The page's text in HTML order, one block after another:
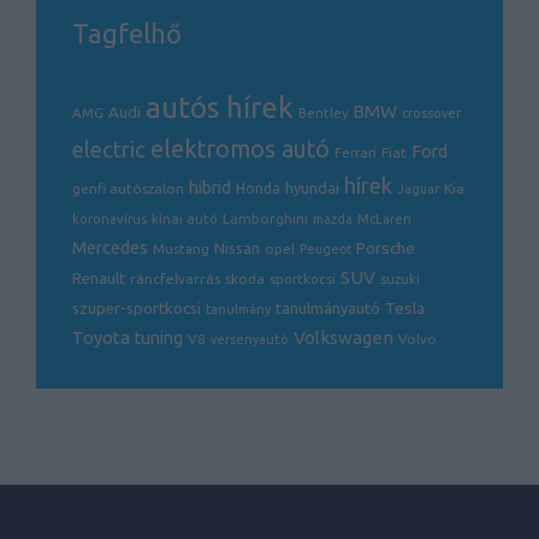
Tagfelhő
AMG Audi autós hírek Bentley BMW crossover
electric elektromos autó Ferrari Fiat Ford
genfi autószalon hibrid Honda hyundai hírek Jaguar Kia
koronavírus kínai autó Lamborghini mazda McLaren
Mercedes Mustang Nissan opel Peugeot Porsche
Renault ráncfelvarrás skoda sportkocsi SUV suzuki
szuper-sportkocsi tanulmány tanulmányautó Tesla
Toyota tuning V8 versenyautó Volkswagen Volvo